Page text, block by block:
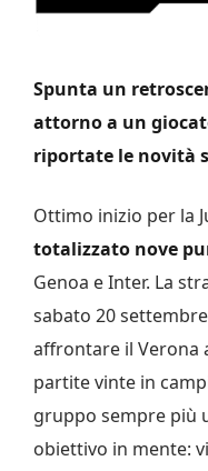
Spunta un
attorno a un
riportate le novità
Ottimo inizio per la
totalizzato nove
Genoa e Inter. La
sabato 20
affrontare il Verona
partite vinte in
gruppo sempre più
obiettivo in mente: